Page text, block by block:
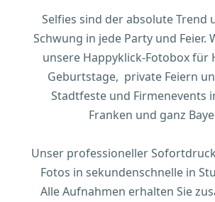
Selfies sind der absolute Trend
Schwung in jede Party und Feier.
unsere Happyklick-Fotobox für
Geburtstage, private Feiern
Stadtfeste und Firmenevents
Franken und ganz
Unser professioneller
Fotos in sekundenschnelle in
Alle Aufnahmen erhalten Sie